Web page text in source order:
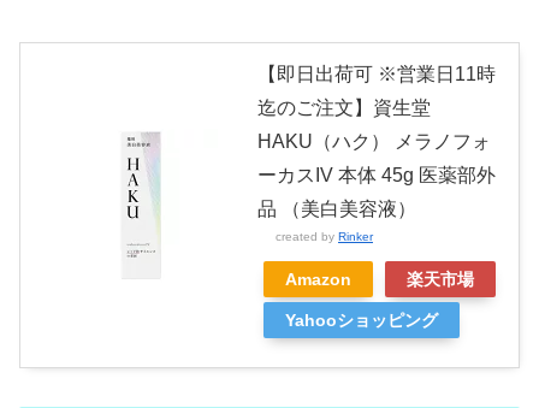
【即日出荷可 ※営業日11時
迄のご注文】資生堂
HAKU（ハク） メラノフォ
ーカスIV 本体 45g 医薬部外
品 （美白美容液）
created by Rinker
Amazon 楽天市場
Yahooショッピング